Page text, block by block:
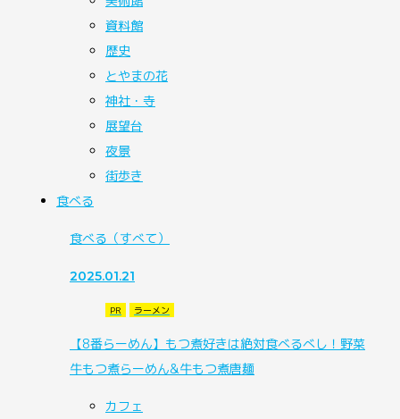
資料館
歴史
とやまの花
神社・寺
展望台
夜景
街歩き
食べる
食べる （すべて）
2025.01.21
PR ラーメン
【8番らーめん】もつ煮好きは絶対食べるべし！野菜
牛もつ煮らーめん&牛もつ煮唐麺
カフェ